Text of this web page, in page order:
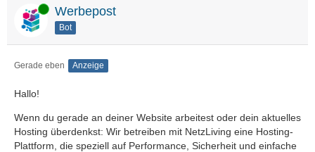
Online Werbepost
Bot
Gerade eben Anzeige
Hallo!
Wenn du gerade an deiner Website arbeitest oder dein aktuelles
Hosting überdenkst: Wir betreiben mit NetzLiving eine Hosting-
Plattform, die speziell auf Performance, Sicherheit und einfache